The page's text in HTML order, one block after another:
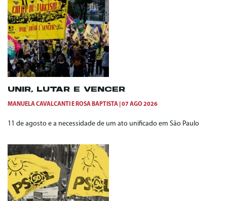
UNIR, LUTAR E VENCER
MANUELA CAVALCANTI E ROSA BAPTISTA 07 AGO 2026
11 de agosto e a necessidade de um ato unificado em São Paulo